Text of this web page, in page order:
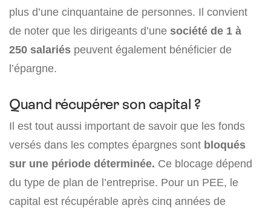
plus d’une cinquantaine de personnes. Il convient
de noter que les dirigeants d’une société de 1 à
250 salariés peuvent également bénéficier de
l’épargne.
Quand récupérer son capital ?
Il est tout aussi important de savoir que les fonds
versés dans les comptes épargnes sont bloqués
sur une période déterminée. Ce blocage dépend
du type de plan de l’entreprise. Pour un PEE, le
capital est récupérable après cinq années de